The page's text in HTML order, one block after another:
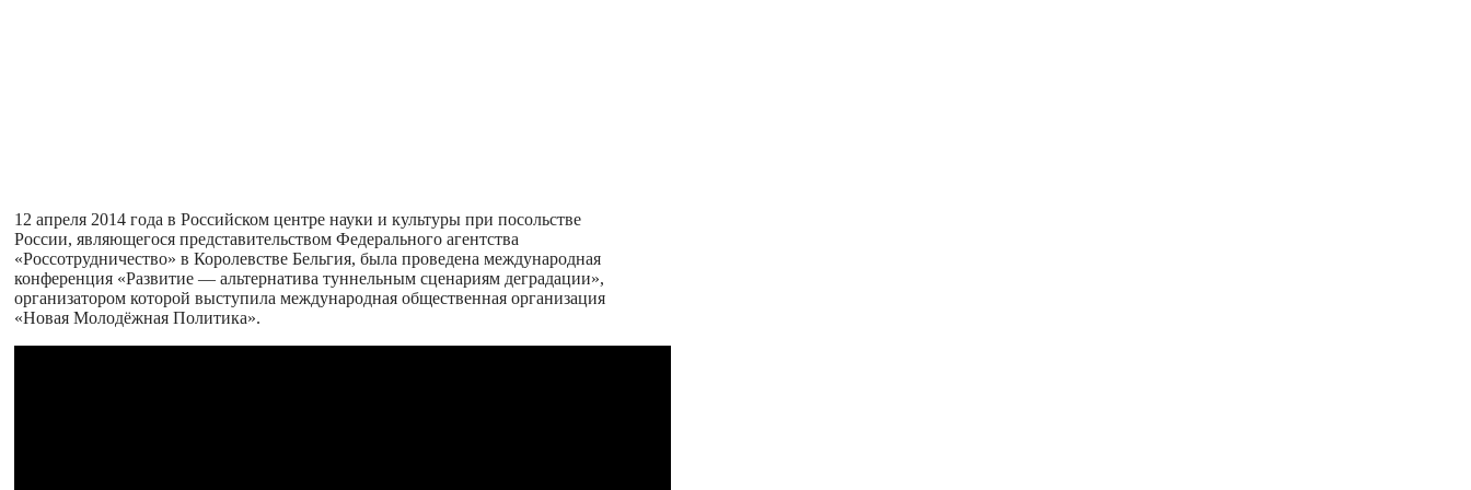
12 апреля 2014 года в Российском центре науки и культуры при посольстве
России, являющегося представительством Федерального агентства
«Россотрудничество» в Королевстве Бельгия, была проведена международная
конференция «Развитие — альтернатива туннельным сценариям деградации»,
организатором которой выступила международная общественная организация
«Новая Молодёжная Политика».